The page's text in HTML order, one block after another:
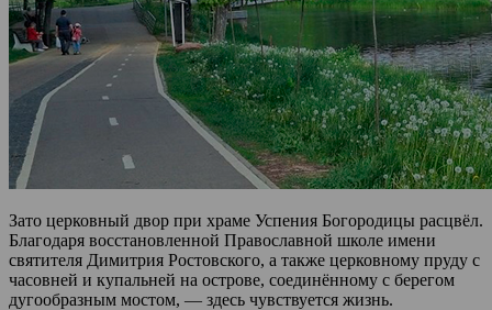
Зато церковный двор при храме Успения Богородицы расцвёл.
Благодаря восстановленной Православной школе имени
святителя Димитрия Ростовского, а также церковному пруду с
часовней и купальней на острове, соединённому с берегом
дугообразным мостом, — здесь чувствуется жизнь.